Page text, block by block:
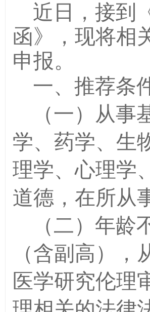
近日，接到
函》，现将相
申报。
一、推荐条
（一）从
学、药学、生
理学、心理学
道德，在所从
（二）年龄
（含副高）
医学研究伦理